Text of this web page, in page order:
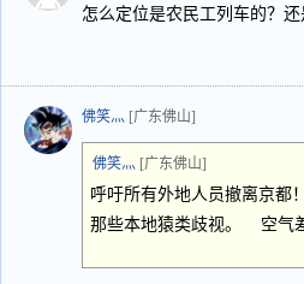
怎么定位是农民工列车的？还
佛笑灬 [广东佛山]
佛笑灬 [广东佛山]
呼吁所有外地人员撤离京
那些本地猿类歧视。 空气